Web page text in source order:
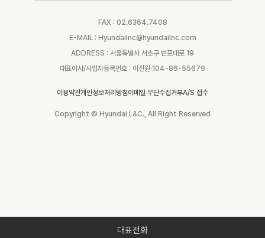
FAX : 02.6364.7408
E-MAIL : Hyundailnc@hyundailnc.com
ADDRESS : 서울특별시 서초구 반포대로 19
대표이사/사업자등록번호 : 이진원·104-86-55679
이용약관개인정보처리방침이메일 무단수집거부A/S 접수
Copyright © Hyundai L&C., All Right Reserved
대표전화